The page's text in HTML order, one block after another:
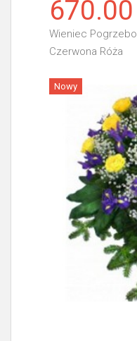
670.00
Wieniec
Czerwona Róża
Nowy